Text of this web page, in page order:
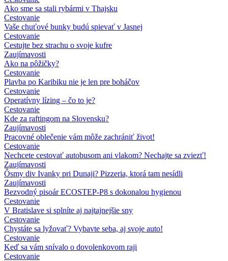
Ako sme sa stali rybármi v Thajsku
Cestovanie
Vaše chuťové bunky budú spievať v Jasnej
Cestovanie
Cestujte bez strachu o svoje kufre
Zaujímavosti
Ako na pôžičky?
Cestovanie
Plavba po Karibiku nie je len pre boháčov
Cestovanie
Operatívny lízing – čo to je?
Cestovanie
Kde za raftingom na Slovensku?
Zaujímavosti
Pracovné oblečenie vám môže zachrániť život!
Cestovanie
Nechcete cestovať autobusom ani vlakom? Nechajte sa zviezť!
Zaujímavosti
Ôsmy div Ivanky pri Dunaji? Pizzeria, ktorá tam nesídli
Zaujímavosti
Bezvodný pisoár ECOSTEP-P8 s dokonalou hygienou
Cestovanie
V Bratislave si splníte aj najtajnejšie sny
Cestovanie
Chystáte sa lyžovať? Vybavte seba, aj svoje auto!
Cestovanie
Keď sa vám snívalo o dovolenkovom raji
Cestovanie